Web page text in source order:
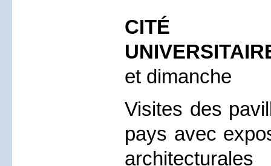
CITÉ
et dimanche
Visites des
pays avec